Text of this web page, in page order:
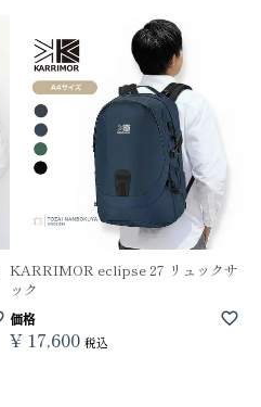
KARRIMOR eclipse 27 リュックサ
ック
価格
¥ 17,600 税込